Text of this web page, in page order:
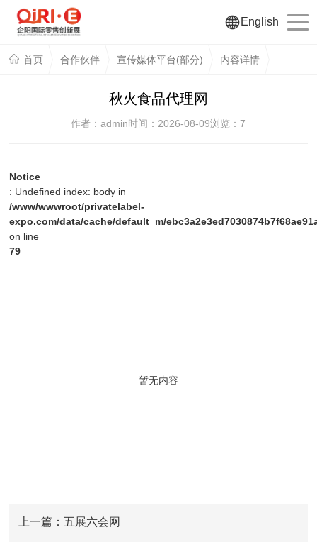
English
首页 合作伙伴 宣传媒体平台(部分) 内容详情
秋火食品代理网
作者：admin时间：2026-08-09浏览：7
Notice
: Undefined index: body in
/www/wwwroot/privatelabel-
expo.com/data/cache/default_m/
on line
79
暂无内容
上一篇：五展六会网